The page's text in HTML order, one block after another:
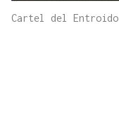
Cartel del Entroido